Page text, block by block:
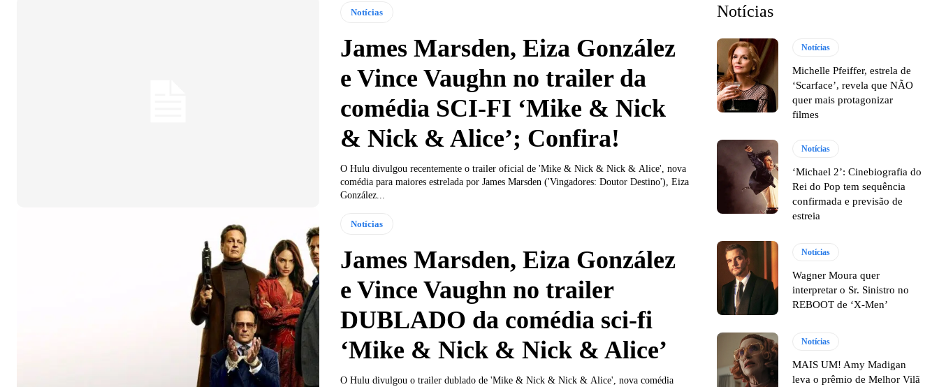
Notícias
James Marsden, Eiza González
e Vince Vaughn no trailer da
comédia SCI-FI ‘Mike & Nick
& Nick & Alice’; Confira!
O Hulu divulgou recentemente o trailer oficial de 'Mike & Nick & Nick & Alice', nova
comédia para maiores estrelada por James Marsden ('Vingadores: Doutor Destino'), Eiza
González...
Notícias
James Marsden, Eiza González
e Vince Vaughn no trailer
DUBLADO da comédia sci-fi
‘Mike & Nick & Nick & Alice’
O Hulu divulgou o trailer dublado de 'Mike & Nick & Nick & Alice', nova comédia
Notícias
Notícias
Michelle Pfeiffer, estrela de
‘Scarface’, revela que NÃO
quer mais protagonizar
filmes
Notícias
‘Michael 2’: Cinebiografia do
Rei do Pop tem sequência
confirmada e previsão de
estreia
Notícias
Wagner Moura quer
interpretar o Sr. Sinistro no
REBOOT de ‘X-Men’
Notícias
MAIS UM! Amy Madigan
leva o prêmio de Melhor Vilã